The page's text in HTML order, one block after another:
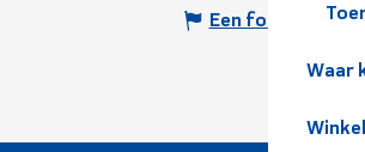
Waar
Een fout melden